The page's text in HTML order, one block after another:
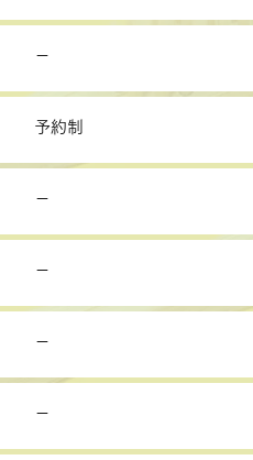
－
予約制
－
－
－
－